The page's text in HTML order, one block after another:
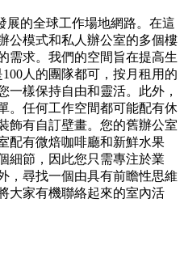
展的全球工作場地網路。在這
公模式和私人辦公室的多個樓
需求。我們的空間旨在提高生
人的團隊都可，按月租用的
一樣保持自由和靈活。此外，
。任何工作空間都可能配有休
飾有自訂壁畫。您的舊辦公室
配有微焙咖啡廳和新鮮水果
細節，因此您只需專注於業
，尋找一個由具有前瞻性思維
大家有機聯絡起來的室內活